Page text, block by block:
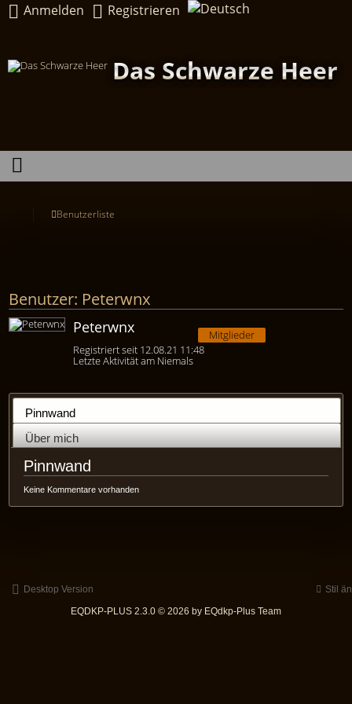
Anmelden Registrieren
Das Schwarze Heer
Benutzerliste
Benutzer: Peterwnx
Peterwnx
Mitglieder
Registriert seit 12.08.21 11:48
Letzte Aktivität am Niemals
Pinnwand
Über mich
Pinnwand
Keine Kommentare vorhanden
Desktop Version
Stil
EQDKP-PLUS 2.3.0 © 2026 by EQdkp-Plus Team